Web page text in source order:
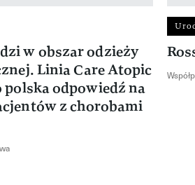
w obszar odzieży
Linia Care Atopic
polska odpowiedź na
z chorobami